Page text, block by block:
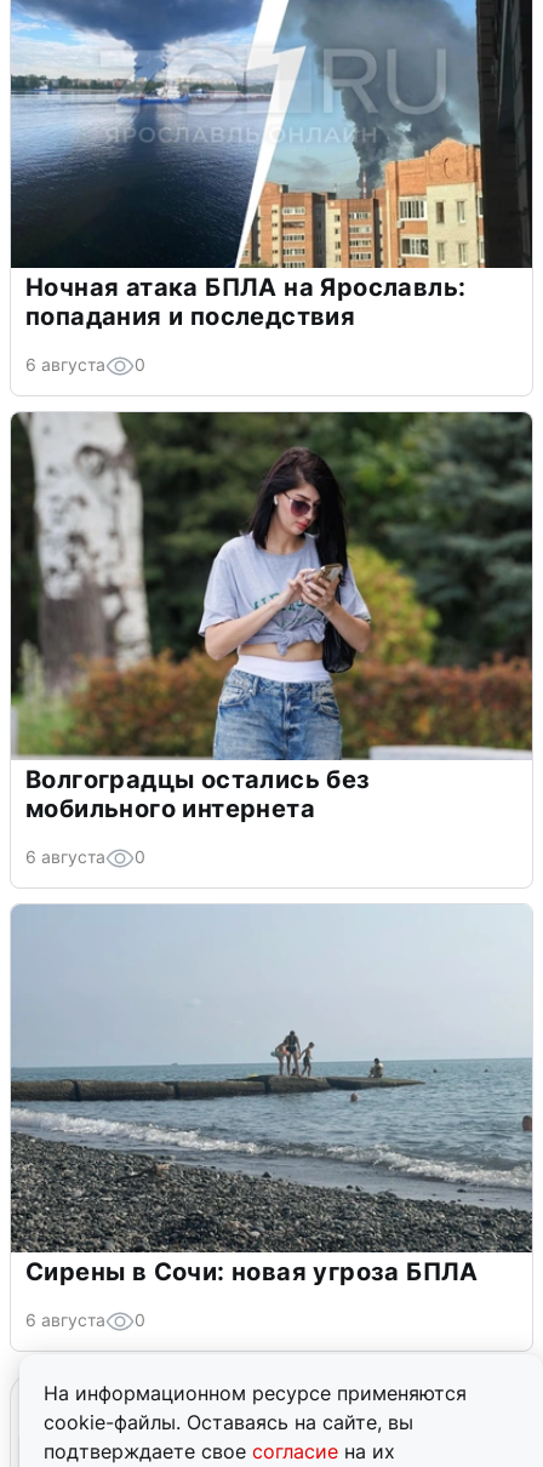
На информационном ресурсе применяются
cookie-файлы. Оставаясь на сайте, вы
подтверждаете свое согласие на их
Ночная атака БПЛА на Ярославль:
попадания и последствия
6 августа 0
Волгоградцы остались без
мобильного интернета
6 августа 0
Сирены в Сочи: новая угроза БПЛА
6 августа 0